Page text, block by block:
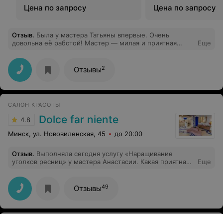
Цена по запросу Цена по запросу
Отзыв. Была у мастера Татьяны впервые. Очень
довольна её работой! Мастер — милая и приятная
важно качество работы и комфорт клиента. Результат
очень порадовал — руки выглядят аккуратно и
ухоженно. Обязательно снова обращусь и буду
рекомендовать всем! Спасибо за отличный маникюр!
Еще
Отзывы2
САЛОН КРАСОТЫ
4.8 Dolce far niente
Минск, ул. Нововиленская, 45 до 20:00
Отзыв. Выполняла сегодня услугу «Наращивание
уголков ресниц» у мастера Анастасии. Какая приятная
выполнена превосходно: аккуратные реснички, чистая
работа, очень быстро (это важным критерием было
для меня при выборе мастера). Огромное спасибо,
Анастасия Благодарных вам клиентов и творческих
успехов!
Еще
Отзывы49